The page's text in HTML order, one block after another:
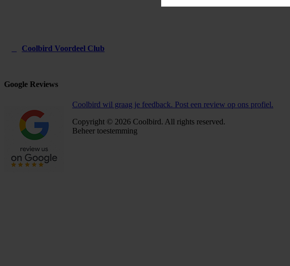
Coolbird Voordeel Club
Google Reviews
Coolbird wil graag je feedback. Post een review op ons profiel.
Copyright © 2026 Coolbird. All rights reserved.
Beheer toestemming